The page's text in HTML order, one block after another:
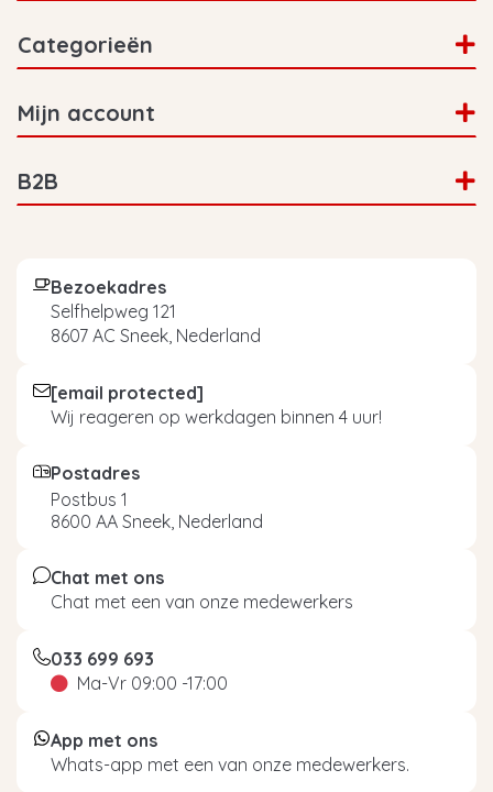
Categorieën
Mijn account
B2B
Bezoekadres
Selfhelpweg 121
8607 AC Sneek, Nederland
[email protected]
Wij reageren op werkdagen binnen 4 uur!
Postadres
Postbus 1
8600 AA Sneek, Nederland
Chat met ons
Chat met een van onze medewerkers
033 699 693
Ma-Vr 09:00 -17:00
App met ons
Whats-app met een van onze medewerkers.